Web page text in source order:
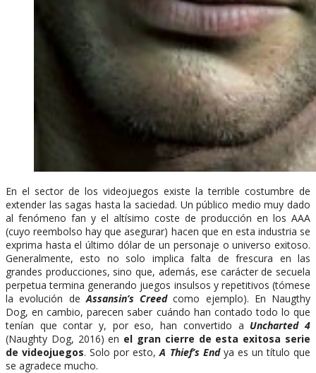
En el sector de los videojuegos existe la terrible costumbre de
extender las sagas hasta la saciedad. Un público medio muy dado
al fenómeno fan y el altísimo coste de producción en los AAA
(cuyo reembolso hay que asegurar) hacen que en esta industria se
exprima hasta el último dólar de un personaje o universo exitoso.
Generalmente, esto no solo implica falta de frescura en las
grandes producciones, sino que, además, ese carácter de secuela
perpetua termina generando juegos insulsos y repetitivos (tómese
la evolución de Assansin’s Creedcomo ejemplo). En Naugthy
Dog, en cambio, parecen saber cuándo han contado todo lo que
tenían que contar y, por eso, han convertido a Uncharted 4
(Naughty Dog, 2016) en el gran cierre de esta exitosa serie
de videojuegos. Solo por esto,A Thief’s End ya es un título que
se agradece mucho.